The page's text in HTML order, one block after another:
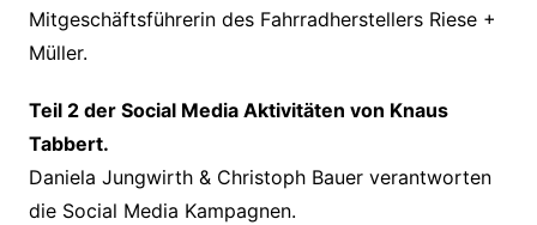
Mitgeschäftsführerin des Fahrradherstellers Riese +
Müller.
Teil 2 der Social Media Aktivitäten von Knaus
Tabbert.
Daniela Jungwirth & Christoph Bauer verantworten
die Social Media Kampagnen.